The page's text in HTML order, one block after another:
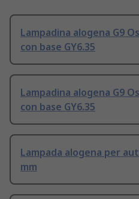
Lampadina alogena G9
con base GY6.35
Lampadina alogena G9
con base GY6.35
Lampada alogena per
mm